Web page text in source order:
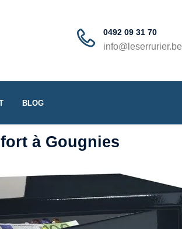
0492 09 31 70
info@leserrurier.be
BLOG
à Gougnies